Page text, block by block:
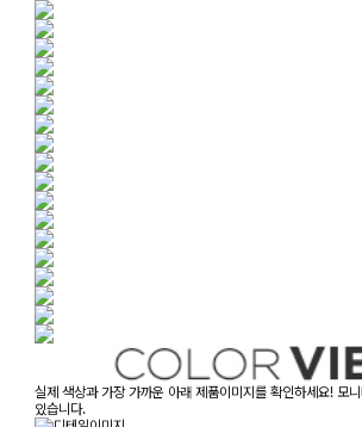
실제 색상과 가장 가까운 아래 제품이미지를 확인하세요! 모
있습니다.